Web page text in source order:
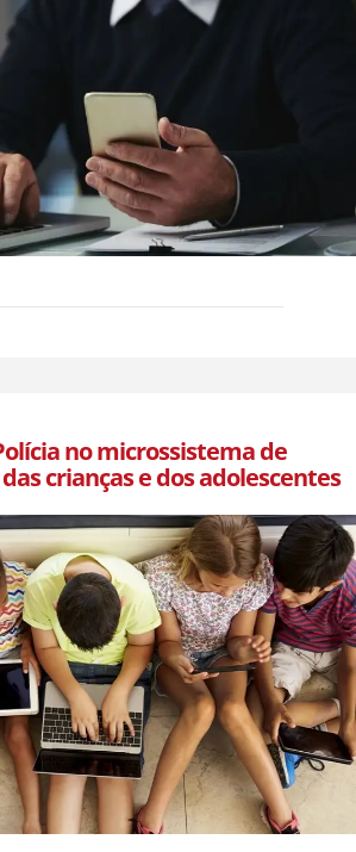
no microssistema de
crianças e dos adolescentes